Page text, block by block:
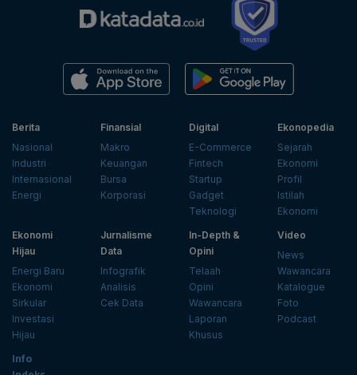
Berita
Nasional
Industri
Internasional
Energi
Finansial
Makro
Keuangan
Bursa
Korporasi
Digital
E-Commerce
Fintech
Startup
Gadget
Teknologi
Ekonopedia
Sejarah
Ekonomi
Profil
Istilah
Ekonomi
Ekonomi
Hijau
Energi Baru
Ekonomi
Sirkular
Investasi
Hijau
Jurnalisme
Data
Infografik
Analisis
Cek Data
In-Depth &
Opini
Telaah
Opini
Wawancara
Laporan
Khusus
Video
News
Wawancara
Katalogue
Foto
Podcast
Info